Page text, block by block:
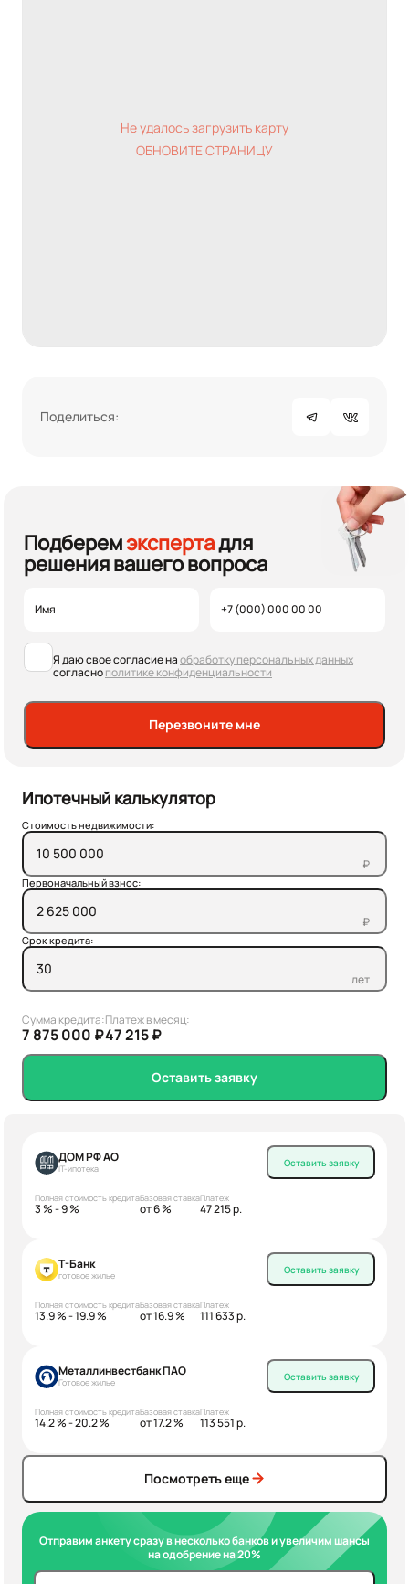
Не удалось загрузить карту
ОБНОВИТЕ СТРАНИЦУ
Поделиться:
Подберемэкспертадля
решения вашего вопроса
Я даю свое согласие наобработку персональных данных
согласнополитике конфиденциальности
Перезвоните мне
Ипотечный калькулятор
Стоимость недвижимости:
₽
Первоначальный взнос:
₽
Срок кредита:
лет
Сумма кредита:
7 875 000 ₽
Платеж в месяц:
47 215 ₽
Оставить заявку
ДОМ РФ АО
IT-ипотека
Полная стоимость кредита
3 % - 9 %
Базовая ставка
от 6 %
Платеж
47 215 р.
Оставить заявку
Т-Банк
готовое жилье
Полная стоимость кредита
13.9 % - 19.9 %
Базовая ставка
от 16.9 %
Платеж
111 633 р.
Оставить заявку
Металлинвестбанк ПАО
Готовое жилье
Полная стоимость кредита
14.2 % - 20.2 %
Базовая ставка
от 17.2 %
Платеж
113 551 р.
Оставить заявку
Посмотреть еще
Отправим анкету сразу в несколько банков и увеличим шансы
на одобрение на 20%